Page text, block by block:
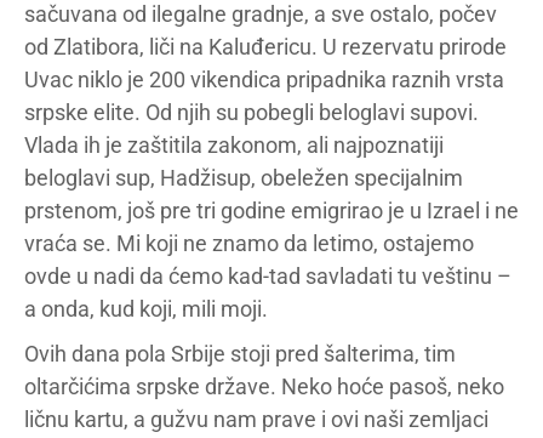
sačuvana od ilegalne gradnje, a sve ostalo, počev
od Zlatibora, liči na Kaluđericu. U rezervatu prirode
Uvac niklo je 200 vikendica pripadnika raznih vrsta
srpske elite. Od njih su pobegli beloglavi supovi.
Vlada ih je zaštitila zakonom, ali najpoznatiji
beloglavi sup, Hadžisup, obeležen specijalnim
prstenom, još pre tri godine emigrirao je u Izrael i ne
vraća se. Mi koji ne znamo da letimo, ostajemo
ovde u nadi da ćemo kad-tad savladati tu veštinu –
a onda, kud koji, mili moji.
Ovih dana pola Srbije stoji pred šalterima, tim
oltarčićima srpske države. Neko hoće pasoš, neko
ličnu kartu, a gužvu nam prave i ovi naši zemljaci